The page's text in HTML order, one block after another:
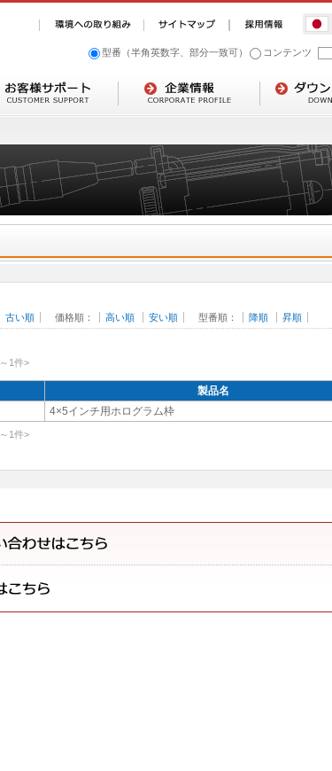
型番（半角英数字、部分一致可） コンテンツ
古い順 価格順： 高い順 安い順 型番順： 降順 昇順
～ 1件>
製品名
4×5インチ用ホログラム枠
～ 1件>